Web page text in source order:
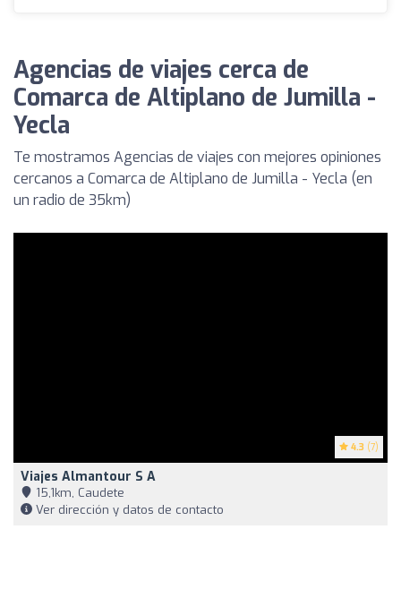
Agencias de viajes cerca de
Comarca de Altiplano de Jumilla -
Yecla
Te mostramos Agencias de viajes con mejores opiniones
cercanos a Comarca de Altiplano de Jumilla - Yecla (en
un radio de 35km)
4.3 (7)
Viajes Almantour S A
15,1km, Caudete
Ver dirección y datos de contacto